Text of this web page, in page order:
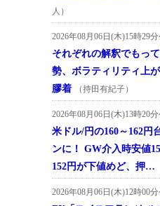
人）
2026年08月06日(木)15時29
それぞれの解釈でもっ
勢、ボラティリティ上
膠着
（持田有紀子）
2026年08月06日(木)13時20
米ドル/円の160～162円
ンに！ GW介入時安値
152円が下値めど、押…
2026年08月06日(木)12時00